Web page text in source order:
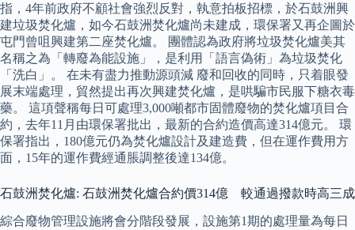
指，4年前政府不顧社會強烈反對，執意拍板招標，於石鼓洲興
建垃圾焚化爐，如今石鼓洲焚化爐尚未建成，環保署又再企圖於
屯門曾咀興建第二座焚化爐。 團體認為政府將垃圾焚化爐美其
名稱之為「轉廢為能設施」，是利用「語言偽術」為垃圾焚化
「洗白」。 在未有盡力推動源頭減 廢和回收的同時，只着眼發
展末端處理，貿然提出再次興建焚化爐，是哄騙市民服下糖衣毒
藥。 這項聲稱每日可處理3,000噸都市固體廢物的焚化爐項目合
約，去年11月由環保署批出，最新的合約造價高達314億元。 環
保署指出，180億元仍為焚化爐設計及建造費，但在運作費用方
面，15年的運作費經通脹調整後達134億。
石鼓洲焚化爐: 石鼓洲焚化爐合約價314億 較通過撥款時高三成
綜合廢物管理設施將會分階段發展，設施第1期的處理量為每日